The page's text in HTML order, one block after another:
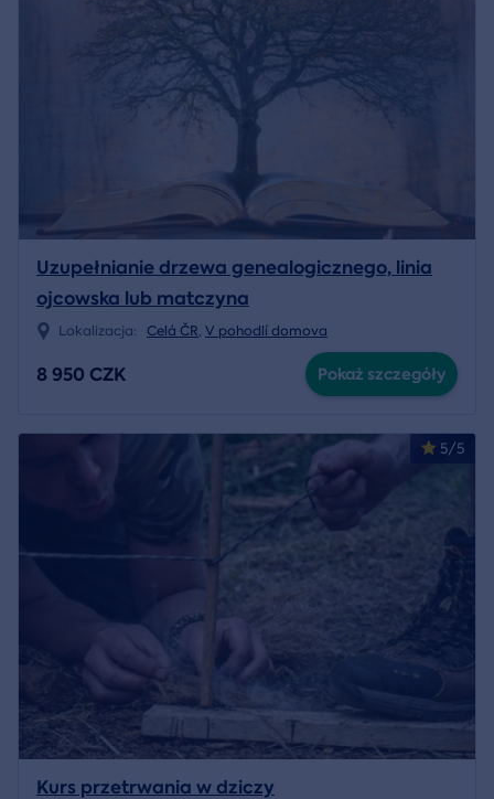
Uzupełnianie drzewa genealogicznego, linia
ojcowska lub matczyna
Lokalizacja: Celá ČR, V pohodlí domova
8 950 CZK Pokaż szczegóły
5/5
Kurs przetrwania w dziczy